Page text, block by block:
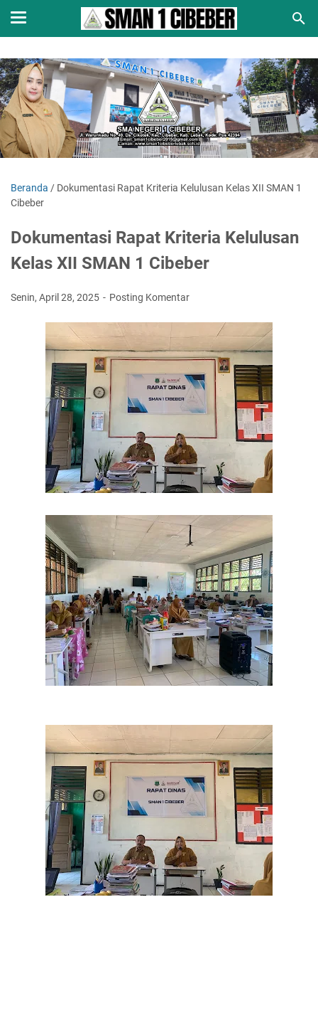
Beranda / Dokumentasi Rapat Kriteria Kelulusan Kelas XII SMAN 1
Cibeber
Dokumentasi Rapat Kriteria Kelulusan
Kelas XII SMAN 1 Cibeber
Senin, April 28, 2025 Posting Komentar